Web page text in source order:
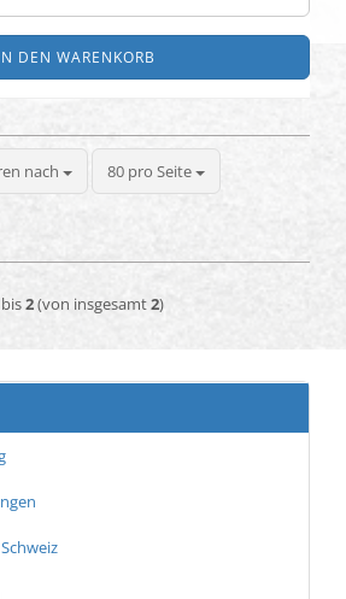
DEN WARENKORB
nach
nach 80 pro Seite
pro Seite
bis2(von insgesamt2)